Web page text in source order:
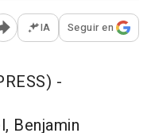
Abrir opciones para
IA Seguir en
-
Benjamin